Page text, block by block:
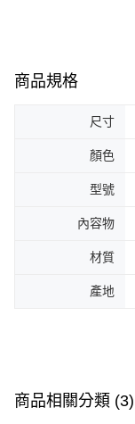
商品規格
尺寸
顏色
型號
內容物
材質
產地
商品相關分類 (3)